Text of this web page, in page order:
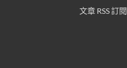
文章 RSS 訂閱